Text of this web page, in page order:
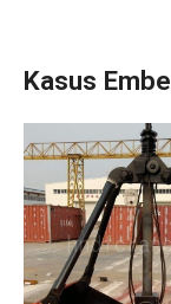
Kasus